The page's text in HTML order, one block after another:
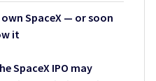
SpaceX — or soon
it
SpaceX IPO may